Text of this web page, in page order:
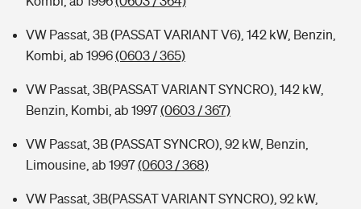
VW Passat, 3B (PASSAT VARIANT V6), 142 kW, Benzin,
Kombi, ab 1996(0603 / 365)
VW Passat, 3B(PASSAT VARIANT SYNCRO), 142 kW,
Benzin, Kombi, ab 1997(0603 / 367)
VW Passat, 3B (PASSAT SYNCRO), 92 kW, Benzin,
Limousine, ab 1997(0603 / 368)
VW Passat, 3B(PASSAT VARIANT SYNCRO), 92 kW,